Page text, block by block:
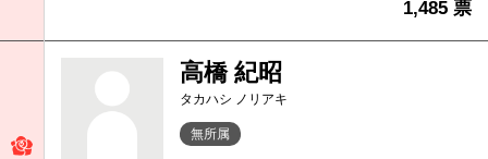
1,485 票
高橋 紀昭
タカハシ ノリアキ
無所属